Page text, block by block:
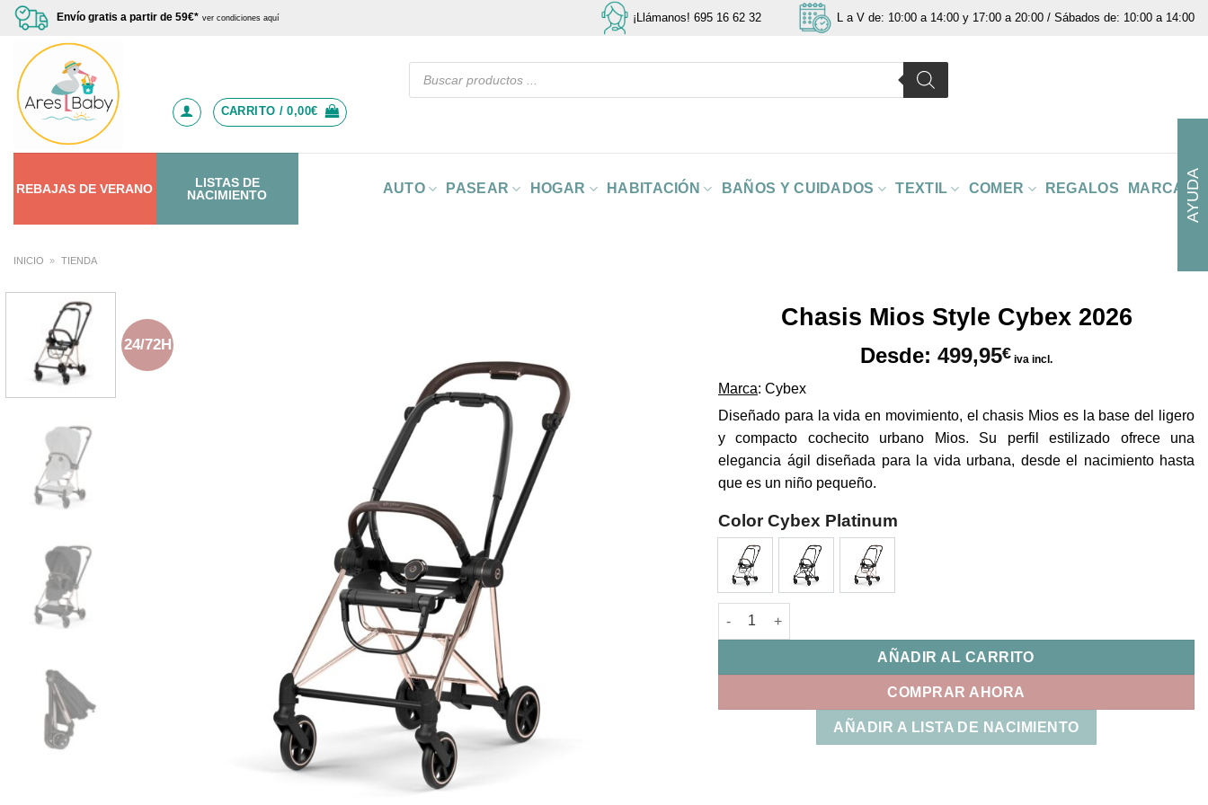
Saltar
contenido
Envío gratis a partir de 59€* ver condiciones aquí ¡Llámanos! 695 16 62 32 L a V de: 10:00 a 14:00 y 17:00 a 20:00 / Sábados de: 10:00 a 14:00
Búsqueda
CARRITO /0,00€
REBAJAS DEVERANO
LISTAS DE
NACIMIENTO
AUTO PASEAR HOGAR HABITACIÓN BAÑOS Y CUIDADOS TEXTIL COMER REGALOS MARCAS
INICIO » TIENDA
24/72H
Chasis Mios Style Cybex 2026
Desde: 499,95€ iva incl.
Marca: Cybex
Diseñado para la vida en movimiento, el chasis Mios es la base del ligero
y compacto cochecito urbano Mios. Su perfil estilizado ofrece una
elegancia ágil diseñada para la vida urbana, desde el nacimiento hasta
que es un niño pequeño.
Color Cybex Platinum
Chasis Mios Style Cybex 2026 cantidad
AÑADIR AL CARRITO
COMPRAR AHORA
AÑADIR A LISTA DE NACIMIENTO
AYUDA